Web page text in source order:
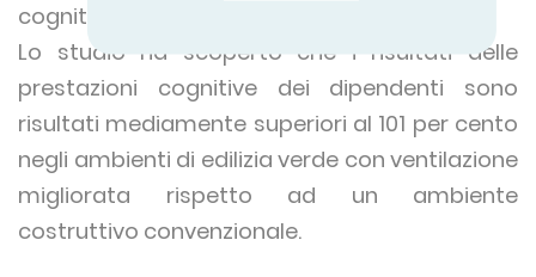
cognitiva.
Lo studio ha scoperto che i risultati delle
prestazioni cognitive dei dipendenti sono
risultati mediamente superiori al 101 per cento
negli ambienti di edilizia verde con ventilazione
migliorata rispetto ad un ambiente
costruttivo convenzionale.